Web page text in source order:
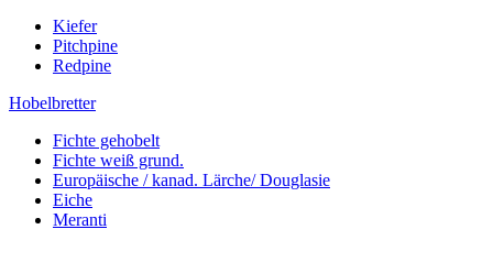
Kiefer
Pitchpine
Redpine
Hobelbretter
Fichte gehobelt
Fichte weiß grund.
Europäische / kanad. Lärche/ Douglasie
Eiche
Meranti